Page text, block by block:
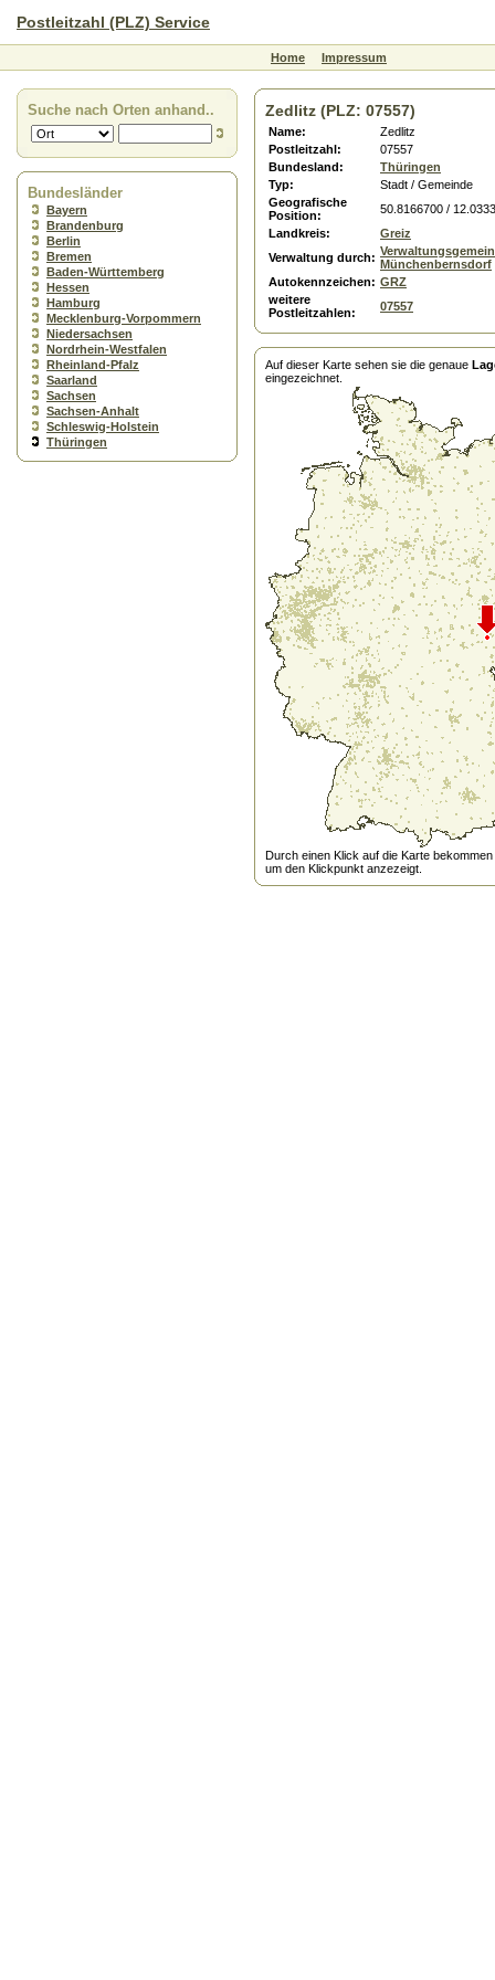
Postleitzahl (PLZ) Service
Home Impressum
Suche nach Orten anhand..
Bundesländer
Bayern
Brandenburg
Berlin
Bremen
Baden-Württemberg
Hessen
Hamburg
Mecklenburg-Vorpommern
Niedersachsen
Nordrhein-Westfalen
Rheinland-Pfalz
Saarland
Sachsen
Sachsen-Anhalt
Schleswig-Holstein
Thüringen
Zedlitz (PLZ: 07557)
Name:
Zedlitz
Postleitzahl:
07557
Bundesland:
Thüringen
Typ:
Stadt / Gemeinde
Geografische
Position:
50.8166700 /
Landkreis:
Greiz
Verwaltung durch: Münchenbernsdorf
Autokennzeichen: GRZ
weitere
Postleitzahlen:
07557
Auf dieser Karte sehen sie die genaue
eingezeichnet.
Durch einen Klick auf die Karte
um den Klickpunkt anzezeigt.